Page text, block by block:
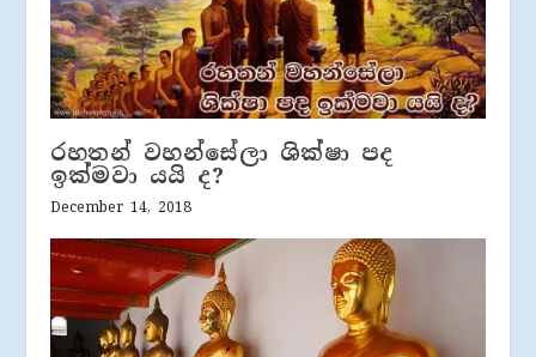
රහතන් වහන්සේලා ශික්ෂා පද
ඉක්මවා යයි ද?
December 14, 2018